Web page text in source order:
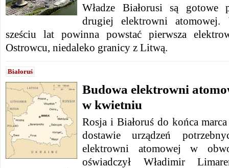
Władze Białorusi są gotowe
drugiej elektrowni atomowej.
sześciu lat powinna powstać pierwsza
Ostrowcu, niedaleko granicy z Litwą.
Białoruś
Budowa elektrowni
w kwietniu
Rosja i Białoruś do końca
dostawie urządzeń
elektrowni atomowej w
oświadczył Władimir